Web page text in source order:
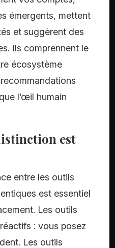
émergents, mettent
et suggèrent des
Ils comprennent le
écosystème
l’œil humain
est
entre les outils
est essentiel
Les outils
: vous posez
Les outils